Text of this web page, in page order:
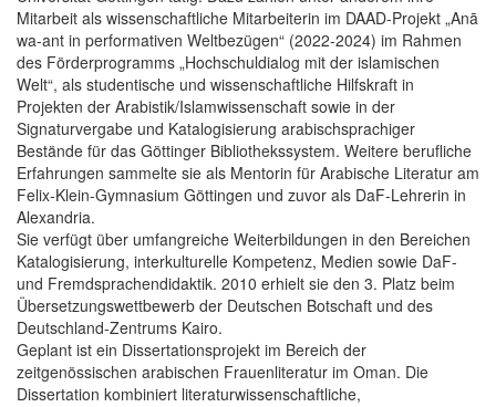
Mitarbeit als wissenschaftliche Mitarbeiterin im DAAD-Projekt „Anā
wa-ant in performativen Weltbezügen“ (2022-2024) im Rahmen
des Förderprogramms „Hochschuldialog mit der islamischen
Welt“, als studentische und wissenschaftliche Hilfskraft in
Projekten der Arabistik/Islamwissenschaft sowie in der
Signaturvergabe und Katalogisierung arabischsprachiger
Bestände für das Göttinger Bibliothekssystem. Weitere berufliche
Erfahrungen sammelte sie als Mentorin für Arabische Literatur am
Felix-Klein-Gymnasium Göttingen und zuvor als DaF-Lehrerin in
Alexandria.
Sie verfügt über umfangreiche Weiterbildungen in den Bereichen
Katalogisierung, interkulturelle Kompetenz, Medien sowie DaF-
und Fremdsprachendidaktik. 2010 erhielt sie den 3. Platz beim
Übersetzungswettbewerb der Deutschen Botschaft und des
Deutschland-Zentrums Kairo.
Geplant ist ein Dissertationsprojekt im Bereich der
zeitgenössischen arabischen Frauenliteratur im Oman. Die
Dissertation kombiniert literaturwissenschaftliche,